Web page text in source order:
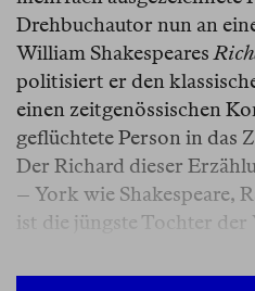
Drehbuchautor nun an
William Shakespeares
politisiert er den
einen zeitgenössischen
geflüchtete Person in das
Der Richard dieser
– York wie Shakespeare,
ist die jüngste Tochter der
den Lancasters. Das